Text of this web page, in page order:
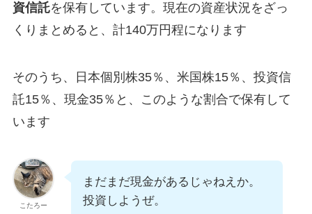
資信託を保有しています。現在の資産状況をざっ
くりまとめると、計140万円程になります
そのうち、日本個別株35％、米国株15％、投資信
託15％、現金35％と、このような割合で保有して
います
こたろー
まだまだ現金があるじゃねえか。
投資しようぜ。